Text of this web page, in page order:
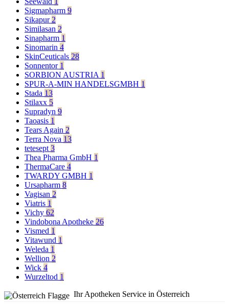
Sigmapharm 9
Sikapur 2
Similasan 2
Sinapharm 1
Sinomarin 4
SkinCeuticals 28
Sonnentor 1
SORBION AUSTRIA 1
SPUR-A-MIN HANDELSGMBH 1
Stada 13
Stilaxx 5
Supradyn 9
Taoasis 1
Tears Again 2
Terra Nova 13
tetesept 3
Thea Pharma GmbH 1
ThermaCare 4
TWARDY GMBH 1
Ursapharm 8
Vagisan 2
Viatris 1
Vichy 62
Vindobona Apotheke 26
Vismed 1
Vitawund 1
Weleda 1
Wellion 2
Wick 4
Wurzeltod 1
Ihr Apotheken Service in Österreich